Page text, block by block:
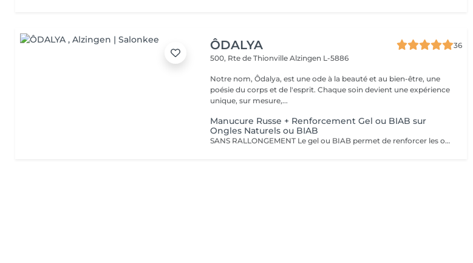
ÔDALYA
36
500, Rte de ThionvilleAlzingen L-5886
Notre nom, Ôdalya, est une ode à la beauté et au bien-être, une
poésie du corps et de l'esprit. Chaque soin devient une expérience
unique, sur mesure,...
Manucure Russe + Renforcement Gel ou BIAB sur
Ongles Naturels ou BIAB
SANS RALLONGEMENT Le gel ou BIAB permet de renforcer les ongles naturels pour une tenue jusqu'à 4 semaines. Après diagnostic, nous vous conseillons sur le choix de la technique en fonction de la nature de vos ongles. Tout notre matériel est à usage unique et/ou stérilisé pour garantir une hygiène irréprochable durant votre prestation.